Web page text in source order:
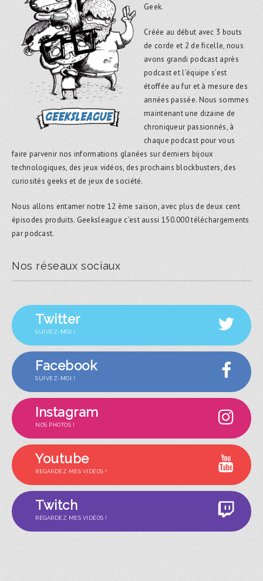
Geek.
Créée au début avec 3 bouts
de corde et 2 de ficelle, nous
avons grandi podcast après
podcast et l’équipe s’est
étoffée au fur et à mesure des
années passée. Nous sommes
maintenant une dizaine de
chroniqueur passionnés, à
chaque podcast pour vous
faire parvenir nos informations glanées sur derniers bijoux
technologiques, des jeux vidéos, des prochains blockbusters, des
curiosités geeks et de jeux de société.
Nous allons entamer notre 12 ème saison, avec plus de deux cent
épisodes produits. Geeksleague c’est aussi 150.000 téléchargements
par podcast.
Nos réseaux sociaux
Twitter
SUIVEZ-MOI !
Facebook
SUIVEZ-MOI !
Instagram
NOS PHOTOS !
Youtube
REGARDEZ MES VIDÉOS !
Twitch
REGARDEZ MES VIDÉOS !